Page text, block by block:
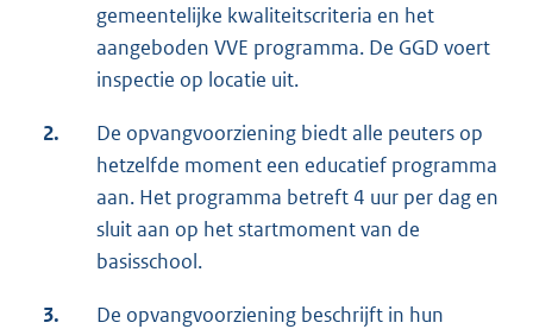
gemeentelijke kwaliteitscriteria en het
aangeboden VVE programma. De GGD voert
inspectie op locatie uit.
2.
De opvangvoorziening biedt alle peuters op
hetzelfde moment een educatief programma
aan. Het programma betreft 4 uur per dag en
sluit aan op het startmoment van de
basisschool.
3.
De opvangvoorziening beschrijft in hun